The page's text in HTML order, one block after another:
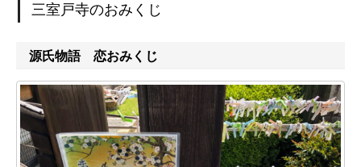
三室戸寺のおみくじ
源氏物語 恋おみくじ